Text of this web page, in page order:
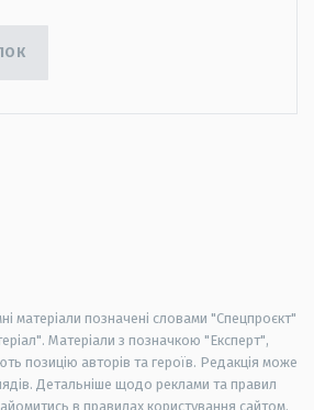
матеріали позначені словами "Спецпроєкт"
Матеріали з позначкою "Експерт",
позицію авторів та героїв. Редакція може
Детальніше щодо реклами та правил
в правилах користування сайтом.